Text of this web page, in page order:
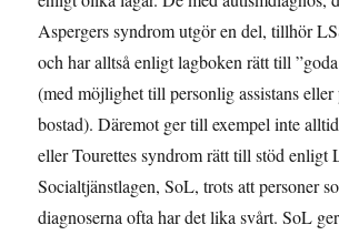
Aspergers syndrom utgör en del, tillhör
och har alltså enligt lagboken rätt till
(med möjlighet till personlig assistans
bostad). Däremot ger till exempel inte
eller Tourettes syndrom rätt till stöd enligt
Socialtjänstlagen, SoL, trots att personer
diagnoserna ofta har det lika svårt. SoL